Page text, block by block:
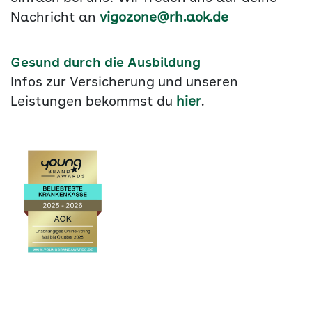
Nachricht an vigozone@rh.aok.de
Gesund durch die Ausbildung
Infos zur Versicherung und unseren
Leistungen bekommst du hier.